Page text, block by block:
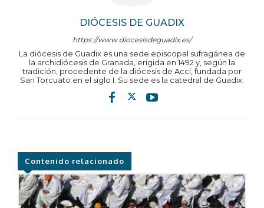
DIÓCESIS DE GUADIX
https://www.diocesisdeguadix.es/
La diócesis de Guadix es una sede episcopal sufragánea de
la archidiócesis de Granada, erigida en 1492 y, según la
tradición, procedente de la diócesis de Acci, fundada por
San Torcuato en el siglo I. Su sede es la catedral de Guadix.
Contenido relacionado